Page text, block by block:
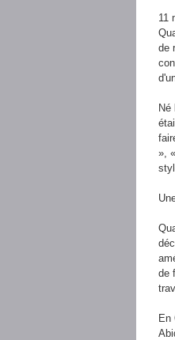
11
de
Né
»,
de
En